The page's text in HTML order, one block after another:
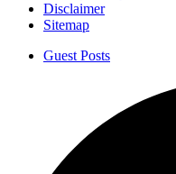
Disclaimer
Sitemap
Guest Posts